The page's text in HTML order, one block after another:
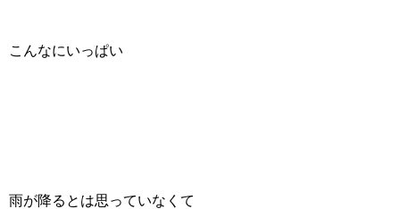
こんなにいっぱい
雨が降るとは思っていなくて